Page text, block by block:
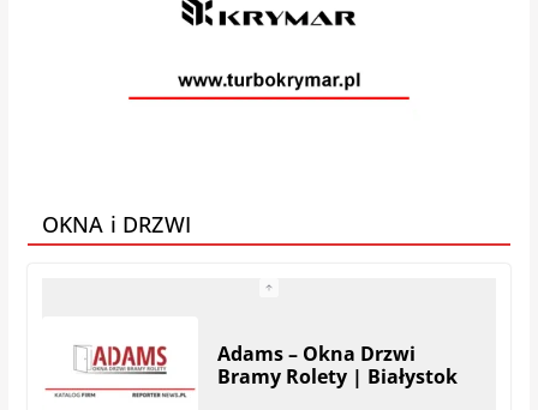
VEGA MEBLE
OKNA i DRZWI
Adams – Okna Drzwi
Bramy Rolety | Białystok